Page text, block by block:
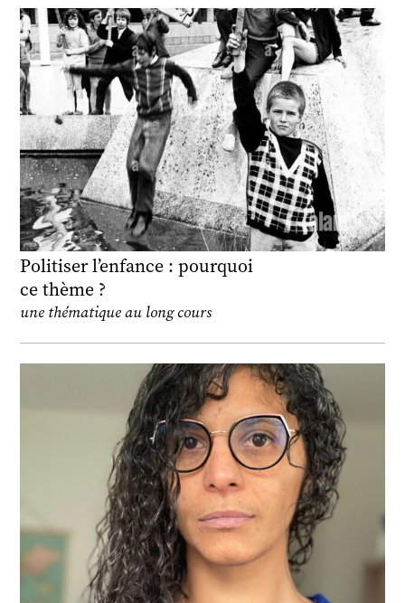
Politiser l’enfance : pourquoi
ce thème ?
une thématique au long cours